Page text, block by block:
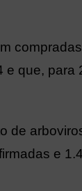
compradas
e que, para
de
e